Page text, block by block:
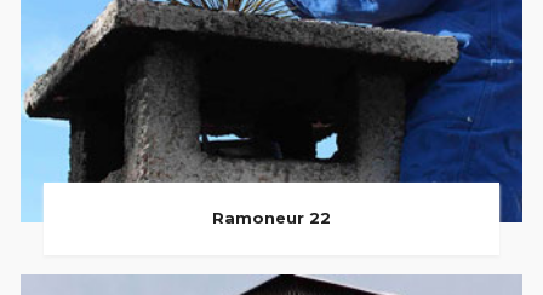
Ramoneur 22